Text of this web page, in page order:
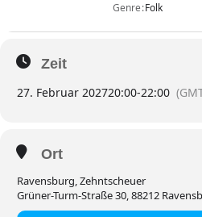
Genre Folk
Zeit
27. Februar 202720:00-22:00
Ort
Ravensburg, Zehntscheuer
Grüner-Turm-Straße 30, 88212